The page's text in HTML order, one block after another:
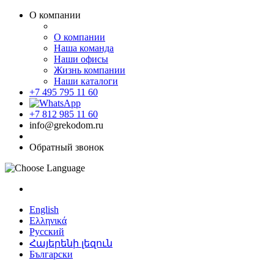
О компании
О компании
Наша команда
Наши офисы
Жизнь компании
Наши каталоги
+7 495 795 11 60
+7 812 985 11 60
info@grekodom.ru
Обратный звонок
English
Ελληνικά
Русский
Հայերենի լեզուն
Български